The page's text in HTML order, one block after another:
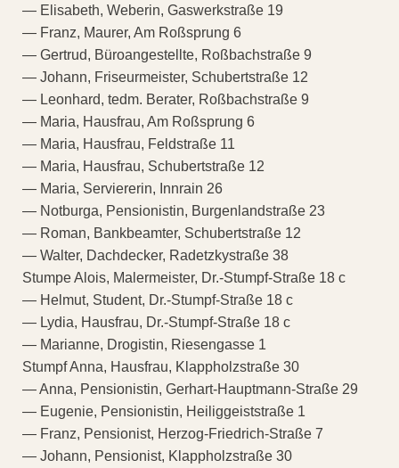
— Elisabeth, Weberin, Gaswerkstraße 19
— Franz, Maurer, Am Roßsprung 6
— Gertrud, Büroangestellte, Roßbachstraße 9
— Johann, Friseurmeister, Schubertstraße 12
— Leonhard, tedm. Berater, Roßbachstraße 9
— Maria, Hausfrau, Am Roßsprung 6
— Maria, Hausfrau, Feldstraße 11
— Maria, Hausfrau, Schubertstraße 12
— Maria, Serviererin, Innrain 26
— Notburga, Pensionistin, Burgenlandstraße 23
— Roman, Bankbeamter, Schubertstraße 12
— Walter, Dachdecker, Radetzkystraße 38
Stumpe Alois, Malermeister, Dr.-Stumpf-Straße 18 c
— Helmut, Student, Dr.-Stumpf-Straße 18 c
— Lydia, Hausfrau, Dr.-Stumpf-Straße 18 c
— Marianne, Drogistin, Riesengasse 1
Stumpf Anna, Hausfrau, Klappholzstraße 30
— Anna, Pensionistin, Gerhart-Hauptmann-Straße 29
— Eugenie, Pensionistin, Heiliggeiststraße 1
— Franz, Pensionist, Herzog-Friedrich-Straße 7
— Johann, Pensionist, Klappholzstraße 30